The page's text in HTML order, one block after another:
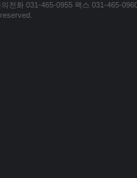
전화 031-465-0955 팩스 031-465-